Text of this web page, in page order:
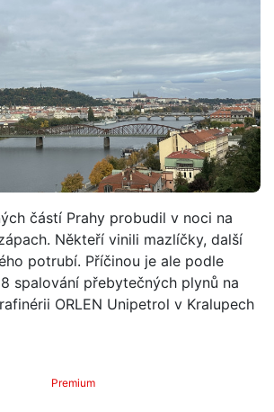
částí Prahy probudil v noci na
Někteří vinili mazlíčky, další
potrubí. Příčinou je ale podle
spalování přebytečných plynů na
ORLEN Unipetrol v Kralupech
Premium